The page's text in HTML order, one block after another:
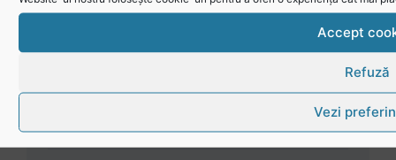
Accept
Refuză
Vezi